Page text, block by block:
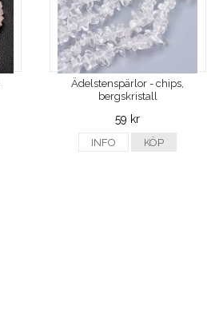
Ädelstenspärlor - chips,
bergskristall
59 kr
INFO KÖP